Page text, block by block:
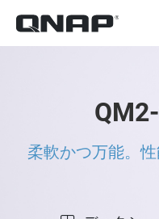
柔軟かつ万能。